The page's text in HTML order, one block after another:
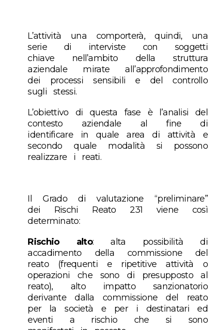
L’attività una comporterà, quindi, una
serie di interviste con soggetti
chiave nell’ambito della struttura
aziendale mirate all’approfondimento
dei processi sensibili e del controllo
sugli stessi.
L’obiettivo di questa fase è l’analisi del
contesto aziendale al fine di
identificare in quale area di attività e
secondo quale modalità si possono
realizzare i reati.
Il Grado di valutazione “preliminare”
dei Rischi Reato 231 viene così
determinato:
Rischio alto: alta possibilità di
accadimento della commissione del
reato (frequenti e ripetitive attività o
operazioni che sono di presupposto al
reato), alto impatto sanzionatorio
derivante dalla commissione del reato
per la società e per i destinatari ed
eventi a rischio che si sono